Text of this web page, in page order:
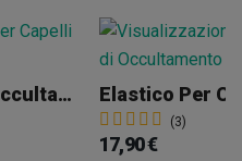
Spazzola Per Capelli Di Occultamento
(3)
17,90 €